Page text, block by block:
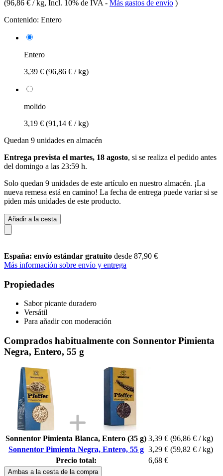
(96,86 € / kg, Incl. 10% de IVA - Más gastos de envío )
Contenido: Entero
Entero
3,39 € (96,86 € / kg)
molido
3,19 € (91,14 € / kg)
Quedan 9 unidades en almacén
Entrega prevista el martes, 18 agosto, si se realiza el pedido antes
del domingo a las 23:59 h.
Solo quedan 9 unidades de este artículo en nuestro almacén. ¡La
nueva remesa está en camino! La fecha de entrega puede variar si se
piden más unidades de este producto.
Añadir a la cesta
España: envío estándar gratuito desde 87,90 €
Más información sobre envío y entrega
Propiedades
Sabor picante duradero
Versátil
Para añadir con moderación
Comprados habitualmente con Sonnentor Pimienta
Negra, Entero, 55 g
Sonnentor Pimienta Blanca, Entero (35 g) 3,39 € (96,86 € / kg)
Sonnentor Pimienta Negra, Entero, 55 g 3,29 € (59,82 € / kg)
Precio total:
6,68 €
Ambas a la cesta de la compra